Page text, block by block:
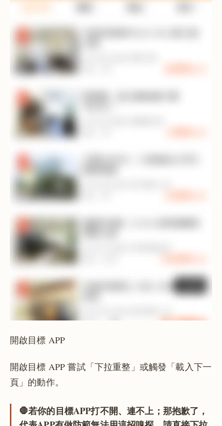
開啟目標 APP
開啟目標 APP 嘗試「下拉重整」或觸發「載入下一
頁」的動作。
🛑若你的目標APP打不開、連不上；那抱歉了，